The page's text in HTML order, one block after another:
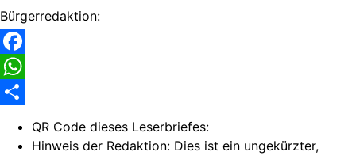
Bürgerredaktion:
Facebook
WhatsApp
QR Code dieses Leserbriefes:
Hinweis der Redaktion: Dies ist ein ungekürzter,